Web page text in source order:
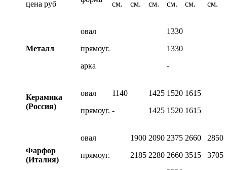
цена руб
см.
см.
см.
см.
см.
см.
Металл
овал
прямоуг.
арка
1330
1330
-
Керамика
(Россия)
овал
прямоуг.
1140
-
1425
1425
1520
1520
1615
1615
Фарфор
(Италия)
овал
прямоуг.
1900
2185
2090
2280
2375
2660
2660
3515
2850
3705